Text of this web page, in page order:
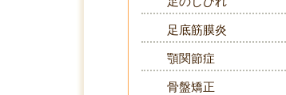
足底筋膜炎
顎関節症
骨盤矯正